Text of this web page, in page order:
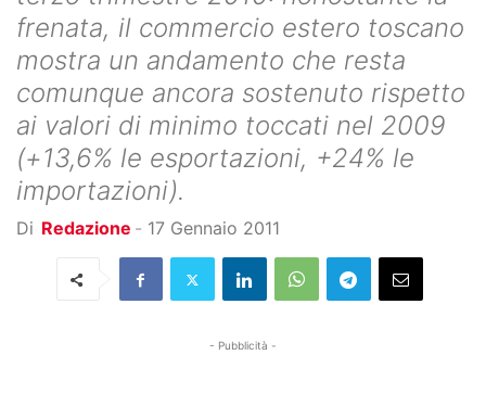
frenata, il commercio estero toscano
mostra un andamento che resta
comunque ancora sostenuto rispetto
ai valori di minimo toccati nel 2009
(+13,6% le esportazioni, +24% le
importazioni).
Di Redazione - 17 Gennaio 2011
- Pubblicità -